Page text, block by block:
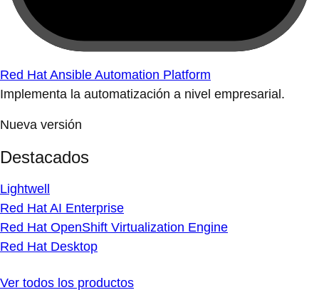
Red Hat Ansible Automation Platform
Implementa la automatización a nivel empresarial.
Nueva versión
Destacados
Lightwell
Red Hat AI Enterprise
Red Hat OpenShift Virtualization Engine
Red Hat Desktop
Ver todos los productos